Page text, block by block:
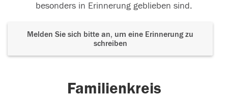
besonders in Erinnerung geblieben sind.
Melden Sie sich bitte an, um eine Erinnerung zu
schreiben
Familienkreis